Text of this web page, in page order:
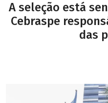
A seleção está
Cebraspe
das